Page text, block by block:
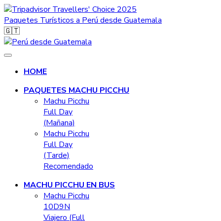
Travellers' Choice 2025
Paquetes Turísticos a Perú desde Guatemala
🇬🇹
HOME
PAQUETES MACHU PICCHU
Machu Picchu
Full Day
(Mañana)
Machu Picchu
Full Day
(Tarde)
Recomendado
MACHU PICCHU EN BUS
Machu Picchu
10D9N
Viajero (Full